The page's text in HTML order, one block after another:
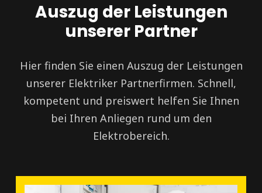
Auszug der Leistungen
unserer Partner
Hier finden Sie einen Auszug der Leistungen
unserer Elektriker Partnerfirmen. Schnell,
kompetent und preiswert helfen Sie Ihnen
bei Ihren Anliegen rund um den
Elektrobereich.